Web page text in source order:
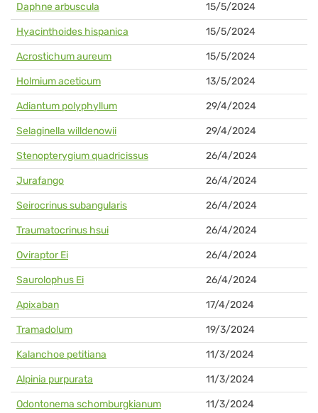
Daphne arbuscula 15/5/2024
Hyacinthoides hispanica 15/5/2024
Acrostichum aureum 15/5/2024
Holmium aceticum 13/5/2024
Adiantum polyphyllum 29/4/2024
Selaginella willdenowii 29/4/2024
Stenopterygium quadricissus 26/4/2024
Jurafango 26/4/2024
Seirocrinus subangularis 26/4/2024
Traumatocrinus hsui 26/4/2024
Oviraptor Ei 26/4/2024
Saurolophus Ei 26/4/2024
Apixaban 17/4/2024
Tramadolum 19/3/2024
Kalanchoe petitiana 11/3/2024
Alpinia purpurata 11/3/2024
Odontonema schomburgkianum 11/3/2024